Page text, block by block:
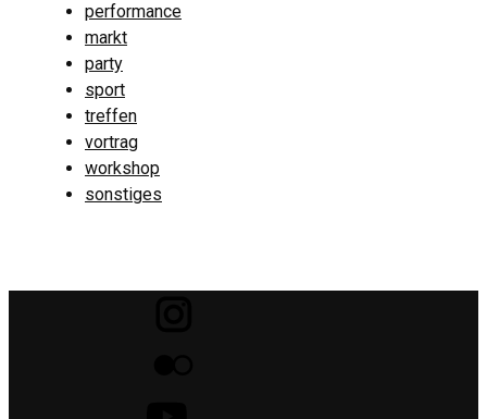
performance
markt
party
sport
treffen
vortrag
workshop
sonstiges